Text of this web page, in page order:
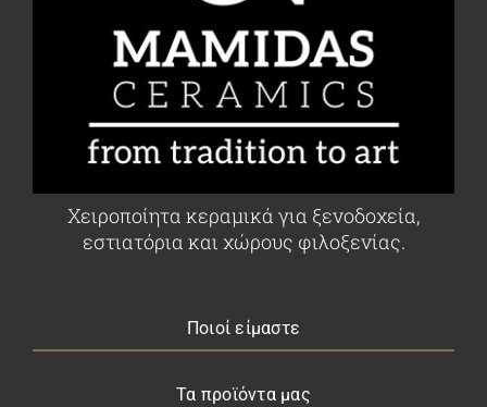
Χειροποίητα κεραμικά για ξενοδοχεία,
εστιατόρια και χώρους φιλοξενίας.
Ποιοί είμαστε
Τα προϊόντα μας